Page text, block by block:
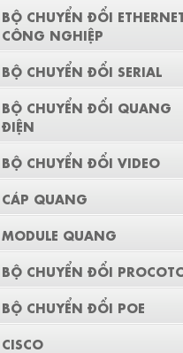
BỘ CHUYỂN ĐỔI
CÔNG NGHIỆP
BỘ CHUYỂN ĐỔI SERIAL
BỘ CHUYỂN ĐỔI QUANG
ĐIỆN
BỘ CHUYỂN ĐỔI VIDEO
CÁP QUANG
MODULE QUANG
BỘ CHUYỂN ĐỔI
BỘ CHUYỂN ĐỔI POE
CISCO